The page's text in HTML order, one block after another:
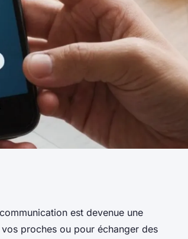
est devenue une
proches ou pour échanger des